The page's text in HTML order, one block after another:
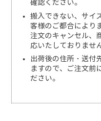
確認ください。
搬入できない、サイ
客様のご都合により
注文のキャンセル、
応いたしておりませ
出荷後の住所・送付
ますので、ご注文前
ださい。